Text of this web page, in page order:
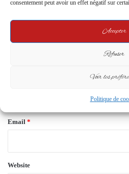
consentement peut avoir un effet négatif sur
Accepter
Refuser
Voir les
Politique de
n
Email *
Website